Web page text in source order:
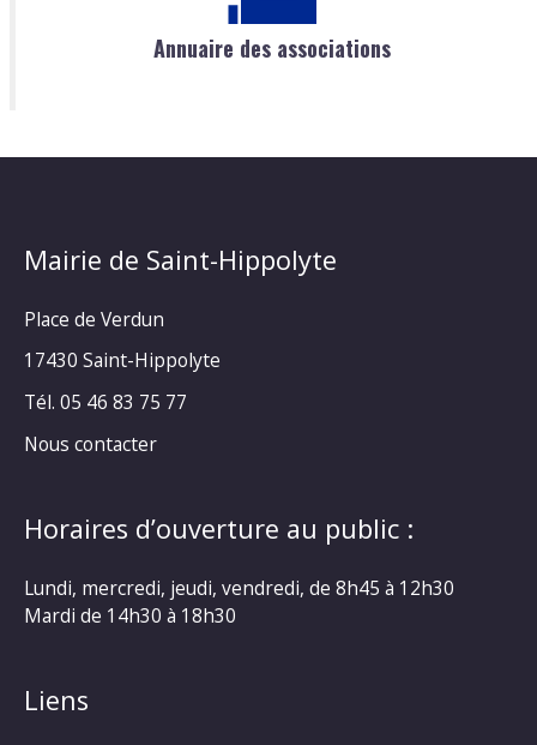
Annuaire des associations
Mairie de Saint-Hippolyte
Place de Verdun
17430 Saint-Hippolyte
Tél. 05 46 83 75 77
Nous contacter
Horaires d’ouverture au public :
Lundi, mercredi, jeudi, vendredi, de 8h45 à 12h30
Mardi de 14h30 à 18h30
Liens